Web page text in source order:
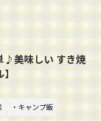
♪美味しい すき焼
・キャンプ飯